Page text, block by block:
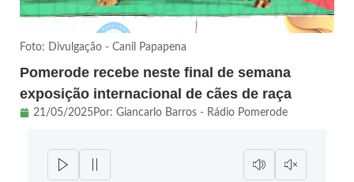
Foto: Divulgação - Canil Papapena
Pomerode recebe neste final de semana
exposição internacional de cães de raça
21/05/2025Por: Giancarlo Barros - Rádio Pomerode